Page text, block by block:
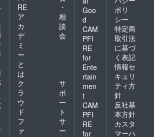
RE
ア
カ
デ
ミ
ー
と
は
・
相
談
会
ク
ラ
ウ
ド
フ
ァ
サ
ポ
ー
ト
サ
ー
Goo
d
CAM
PFI
RE
for
Ente
rtain
men
t
CAM
PFI
RE
for
ポリ
シー
特定商
取引法
に基づ
く表記
情報セ
キュリ
ティ方
針
反社基
本方針
カスタ
マーハ